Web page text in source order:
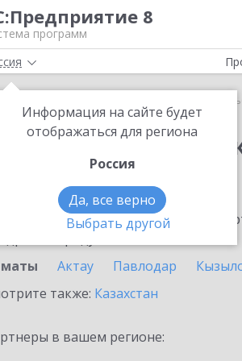
8
программ
Информация на сайте будет
отображаться для региона
Россия
Да, все верно
Выбрать другой
1С-
1С-
с информационными
продукта.
Актау Павлодар
также: Казахстан
в вашем регионе: